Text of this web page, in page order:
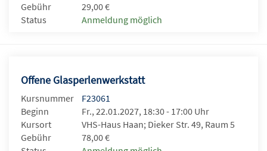
Gebühr
29,00 €
Status
Anmeldung möglich
Offene Glasperlenwerkstatt
Kursnummer
F23061
Beginn
Fr., 22.01.2027, 18:30 - 17:00 Uhr
Kursort
VHS-Haus Haan; Dieker Str. 49, Raum 5
Gebühr
78,00 €